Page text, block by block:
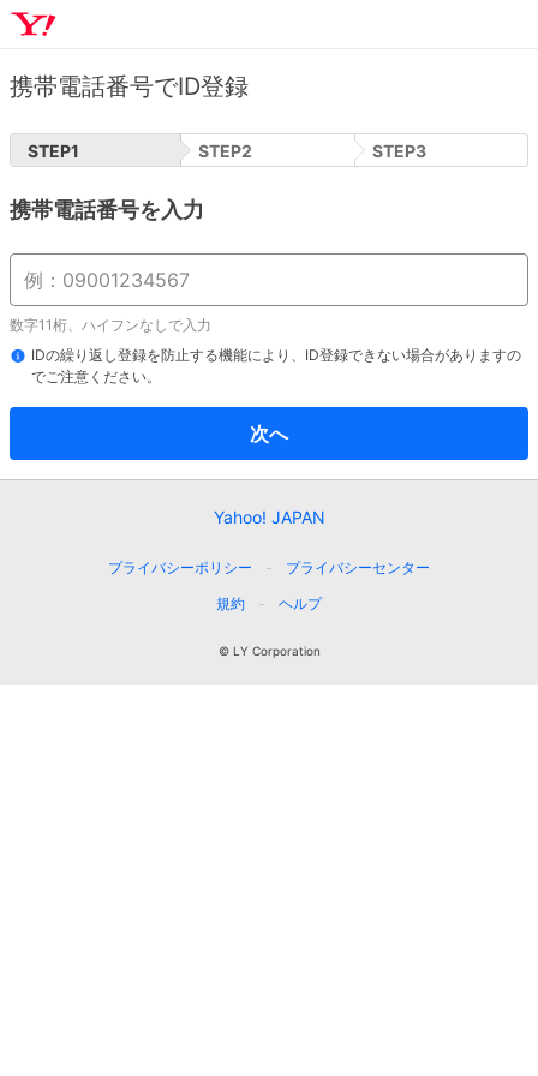
携帯電話番号でID登録
STEP1 STEP2 STEP3
携帯電話番号を入力
数字11桁、ハイフンなしで入力
IDの繰り返し登録を防止する機能により、ID登録できない場合がありますの
でご注意ください。
次へ
Yahoo! JAPAN
プライバシーポリシー
プライバシーセンター
規約
ヘルプ
© LY Corporation